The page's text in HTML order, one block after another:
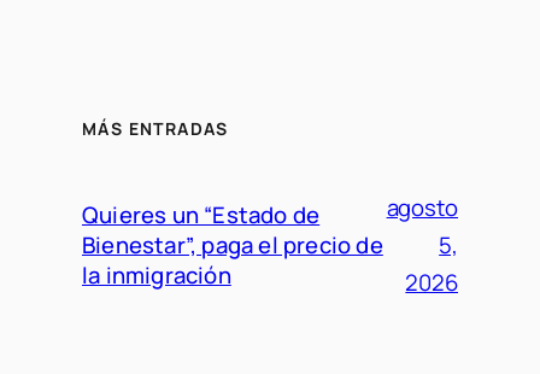
MÁS ENTRADAS
Quieres un “Estado de
Bienestar”, paga el precio de
la inmigración
agosto
5,
2026